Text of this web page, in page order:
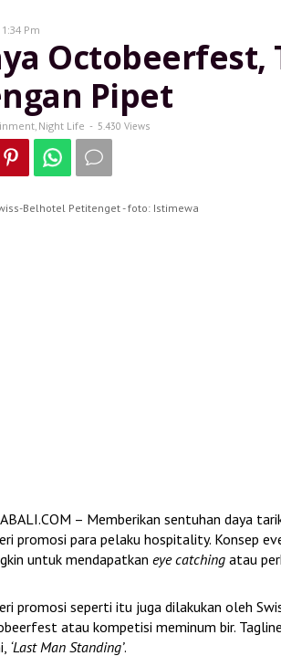
Bir
Pipet
Pm
Pipet
, Night Life - 5.430 Views
Belhotel Petitenget - foto: Istimewa
– Memberikan sentuhan daya
promosi para pelaku hospitality. Konsep
untuk mendapatkaneye catching atau
promosi seperti itu juga dilakukan oleh
atau kompetisi meminum bir.
‘Last Man Standing’.